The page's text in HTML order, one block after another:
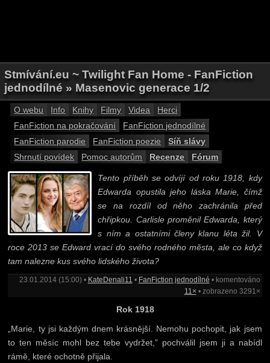
Stmívání.eu ~ Twilight Fan Home - FanFiction
jednodílné » Masenovic generace 1/2
O webu Info Knihy Filmy Videa
Herci
FanFiction na pokračování
FanFiction jednodílné
FanFiction parodie
FanFiction poezie
Síň slávy
Shrnutí povídek
Pomoc autorům Recenze Fórum
Tento příběh se odvíjí od roku 1918, kdy
Edwarda opustila jeho láska Marie, čímž
se na rozdíl od něho zachránila před
chřipkou. Carlisle proměnil Edwarda, který
s ním a ostatními členy klanu léta žil. V
roce 2013 se Edward vrací do svého rodného města, ale co když
tam nalezne kus svého lidského života?
23.01.2014 (15:00) • KateDenali11 • FanFiction jednodílné • komentováno
11× • zobrazeno 3291×
Rok 1918
„Marie, ty jsi každým dnem krásnější. Nemohu pochopit, jak jsem
to ten měsíc mohl bez tebe vydržet,” pochválil jsem ji a nabídl
rámě, které ochotně přijala.